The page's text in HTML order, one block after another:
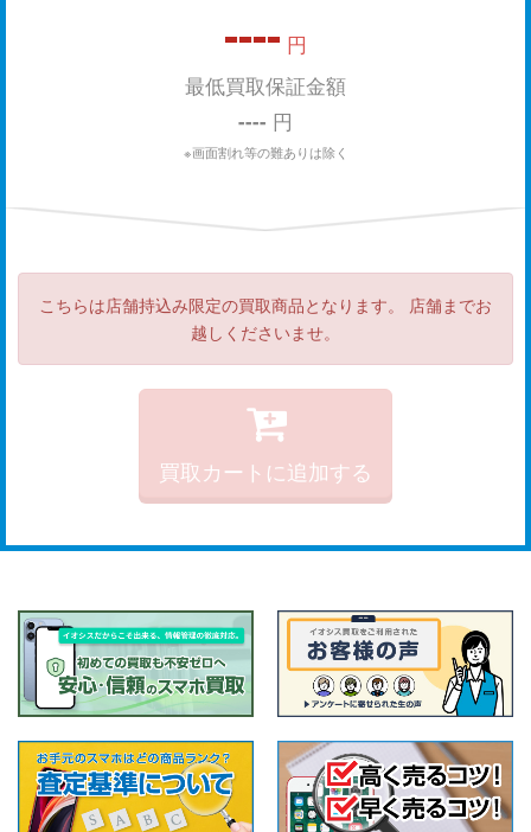
---- 円
最低買取保証金額
---- 円
※画面割れ等の難ありは除く
こちらは店舗持込み限定の買取商品となります。 店舗までお
越しくださいませ。
買取カートに追加する